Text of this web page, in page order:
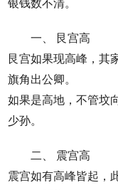
银钱数不清。
一、 艮宫高
艮宫如果现高峰，其
旗角出公卿。
如果是高地，不管坟
少孙。
二、 震宫高
震宫如有高峰皆起，